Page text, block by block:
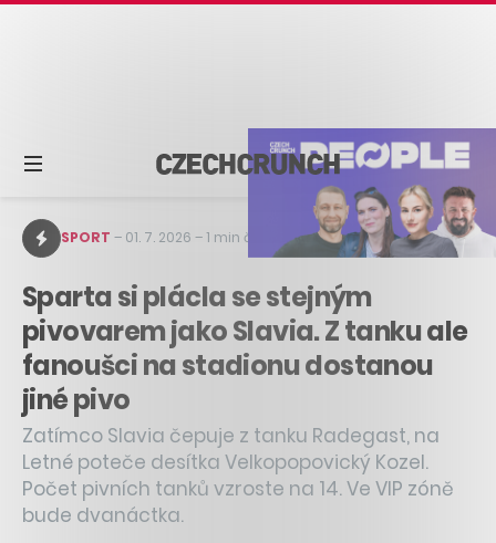
SPORT – 01. 7. 2026 –1 min čtení
Sparta si plácla se stejným
pivovarem jako Slavia. Z tanku ale
fanoušci na stadionu dostanou
jiné pivo
Zatímco Slavia čepuje z tanku Radegast, na
Letné poteče desítka Velkopopovický Kozel.
Počet pivních tanků vzroste na 14. Ve VIP zóně
bude dvanáctka.